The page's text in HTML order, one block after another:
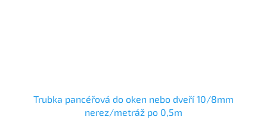
Trubka pancéřová do oken nebo dveří 10/8mm
nerez/metráž po 0,5m